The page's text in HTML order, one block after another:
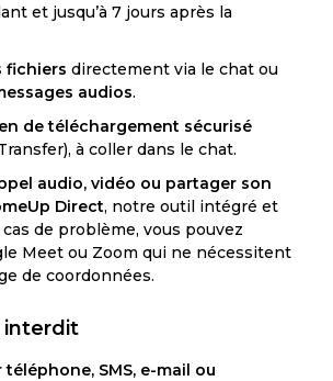
et jusqu’à 7 jours après la
fichiers directement via le chat ou
audios.
de téléchargement sécurisé
à coller dans le chat.
audio, vidéo ou partager son
Direct, notre outil intégré et
de problème, vous pouvez
Meet ou Zoom qui ne nécessitent
de coordonnées.
interdit
téléphone, SMS, e-mail ou